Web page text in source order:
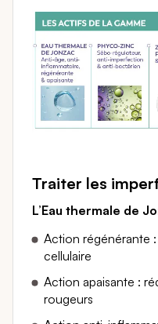
Traiter les
L’Eau thermale de
Action régénérante
cellulaire
Action apaisante :
rougeurs